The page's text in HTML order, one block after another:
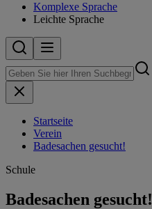
Komplexe Sprache
Leichte Sprache
Startseite
Verein
Badesachen gesucht!
Schule
Badesachen gesucht!